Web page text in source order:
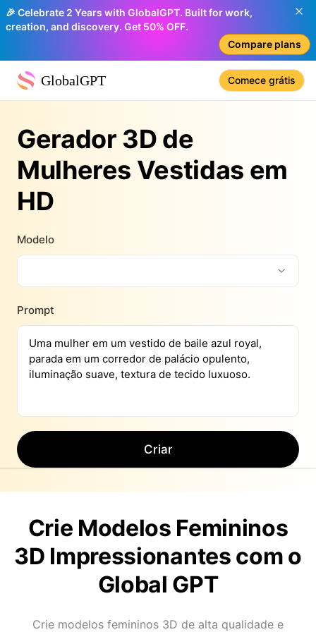
🎉 Celebrate 2 Years with GlobalGPT. Built for work,
creation, and discovery. Get 50% OFF.
Compare plans
GlobalGPT Comece grátis
Gerador 3D de
Mulheres Vestidas em
HD
Modelo
Prompt
Criar
Crie Modelos Femininos
3D Impressionantes com o
Global GPT
Crie modelos femininos 3D de alta qualidade e